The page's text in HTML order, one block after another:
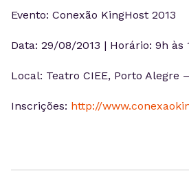
Evento: Conexão KingHost 2013
Data: 29/08/2013 | Horário: 9h às
Local: Teatro CIEE, Porto Alegre
Inscrições: http://